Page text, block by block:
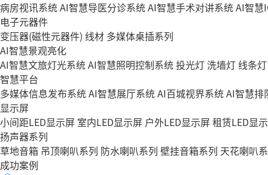
病房视讯系统AI智慧导医分诊系统AI智慧手术对讲系统AI智慧
电子元器件
变压器(磁性元器件) 线材 多媒体桌插系列
AI智慧景观亮化
AI智慧文旅灯光系统AI智慧照明控制系统投光灯洗墙灯线条灯
智慧平台
多媒体信息发布系统AI智慧展厅系统AI百城视界系统AI智慧排
显示屏
小间距LED显示屏 室内LED显示屏 户外LED显示屏租赁LED显
扬声器系列
草地音箱 吊顶喇叭系列 防水喇叭系列 壁挂音箱系列 天花喇叭
成功案例